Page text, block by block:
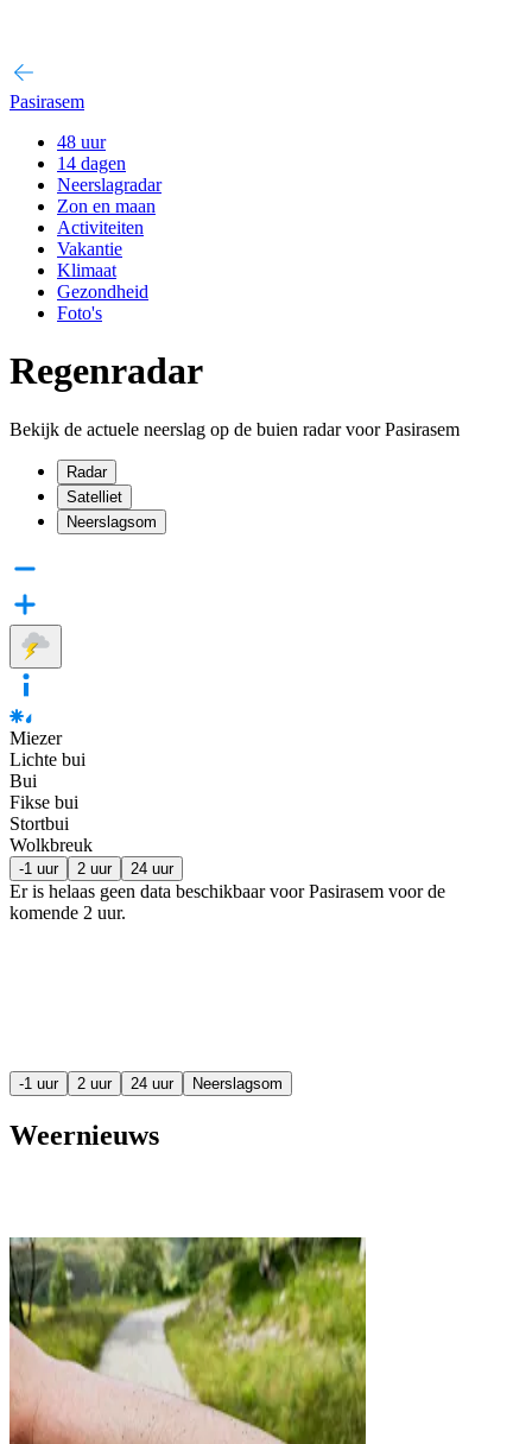
Pasirasem
48 uur
14 dagen
Neerslagradar
Zon en maan
Activiteiten
Vakantie
Klimaat
Gezondheid
Foto's
Regenradar
Bekijk de actuele neerslag op de buien radar voor Pasirasem
Radar
Satelliet
Neerslagsom
Miezer
Lichte bui
Bui
Fikse bui
Stortbui
Wolkbreuk
-1 uur 2 uur 24 uur
Er is helaas geen data beschikbaar voor Pasirasem voor de
komende 2 uur.
-1 uur 2 uur 24 uur Neerslagsom
Weernieuws